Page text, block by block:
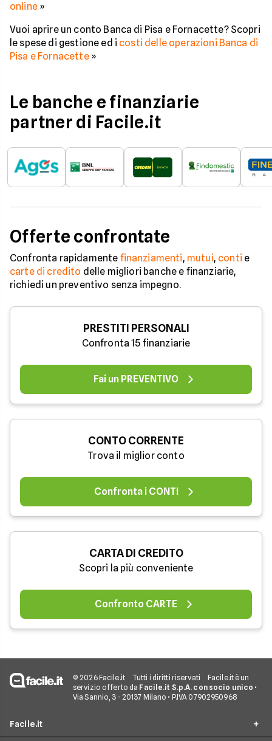
online»
Vuoi aprire un conto Banca di Pisa e Fornacette? Scopri
le spese di gestione ed i costi delle operazioni Banca di
Pisa e Fornacette»
Le banche e finanziarie
partner di Facile.it
Offerte confrontate
Confronta rapidamente finanziamenti, mutui, conti e
carte di credito delle migliori banche e finanziarie,
richiedi un preventivo senza impegno.
PRESTITI PERSONALI
Confronta 15 finanziarie
Fai un PREVENTIVO
CONTO CORRENTE
Trova il miglior conto
Confronta i CONTI
CARTA DI CREDITO
Scopri la più conveniente
Confronto CARTE
© 2026 Facile.it Tutti i diritti riservati
Facile.it è un
servizio offerto da Facile.it S.p.A. con socio unico •
Via Sannio, 3 - 20137 Milano • P.IVA 07902950968
Facile.it